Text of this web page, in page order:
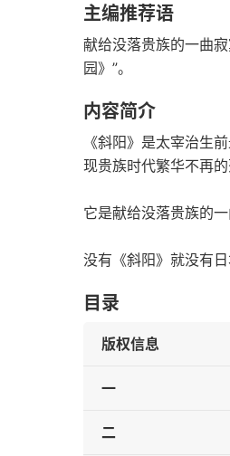
字数
主编推荐语
献给没落贵族的一曲
园》”。
内容简介
《斜阳》是太宰治生
现贵族时代繁华不再的
它是献给没落贵族的
没有《斜阳》就没有
目录
版权信息
一
二